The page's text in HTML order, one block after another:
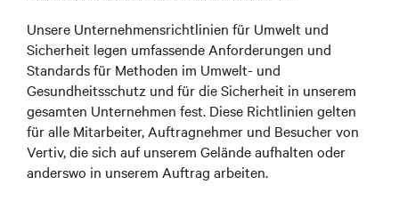
Unsere Unternehmensrichtlinien für Umwelt und
Sicherheit legen umfassende Anforderungen und
Standards für Methoden im Umwelt- und
Gesundheitsschutz und für die Sicherheit in unserem
gesamten Unternehmen fest. Diese Richtlinien gelten
für alle Mitarbeiter, Auftragnehmer und Besucher von
Vertiv, die sich auf unserem Gelände aufhalten oder
anderswo in unserem Auftrag arbeiten.